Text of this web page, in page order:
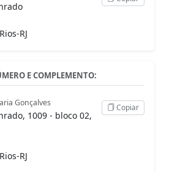
RJ
E COMPLEMENTO:
Gonçalves
1009 - bloco 02,
RJ
Copiar